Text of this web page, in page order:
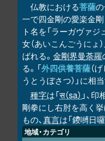
仏教における菩薩
一で四金剛の愛楽金剛
ト名を「ラーガヴァジ
女（あいこんごうにょ）
ばれる。 金剛界曼荼羅
る。「外四供養菩薩（
うとうぼさつ）」に相当
種字は「स（sa） 」、
剛拳にし右肘を高く
もの、真言は「鑁嚩日
地域・カテゴリ